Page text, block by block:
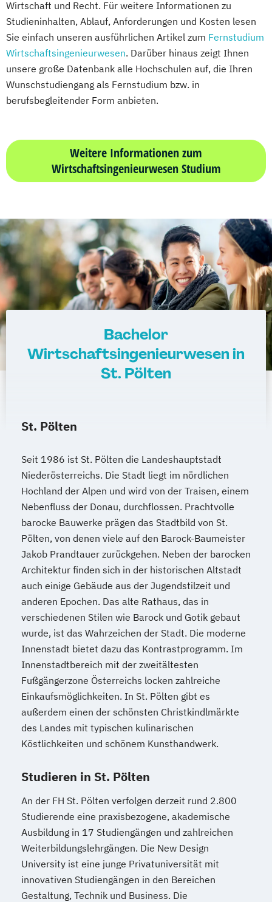
Wirtschaft und Recht. Für weitere Informationen zu
Studieninhalten, Ablauf, Anforderungen und Kosten lesen
Sie einfach unseren ausführlichen Artikel zum Fernstudium
Wirtschaftsingenieurwesen. Darüber hinaus zeigt Ihnen
unsere große Datenbank alle Hochschulen auf, die Ihren
Wunschstudiengang als Fernstudium bzw. in
berufsbegleitender Form anbieten.
Weitere Informationen zum
Wirtschaftsingenieurwesen Studium
Bachelor
Wirtschaftsingenieurwesen in
St. Pölten
St. Pölten
Seit 1986 ist St. Pölten die Landeshauptstadt
Niederösterreichs. Die Stadt liegt im nördlichen
Hochland der Alpen und wird von der Traisen, einem
Nebenfluss der Donau, durchflossen. Prachtvolle
barocke Bauwerke prägen das Stadtbild von St.
Pölten, von denen viele auf den Barock-Baumeister
Jakob Prandtauer zurückgehen. Neben der barocken
Architektur finden sich in der historischen Altstadt
auch einige Gebäude aus der Jugendstilzeit und
anderen Epochen. Das alte Rathaus, das in
verschiedenen Stilen wie Barock und Gotik gebaut
wurde, ist das Wahrzeichen der Stadt. Die moderne
Innenstadt bietet dazu das Kontrastprogramm. Im
Innenstadtbereich mit der zweitältesten
Fußgängerzone Österreichs locken zahlreiche
Einkaufsmöglichkeiten. In St. Pölten gibt es
außerdem einen der schönsten Christkindlmärkte
des Landes mit typischen kulinarischen
Köstlichkeiten und schönem Kunsthandwerk.
Studieren in St. Pölten
An der FH St. Pölten verfolgen derzeit rund 2.800
Studierende eine praxisbezogene, akademische
Ausbildung in 17 Studiengängen und zahlreichen
Weiterbildungslehrgängen. Die New Design
University ist eine junge Privatuniversität mit
innovativen Studiengängen in den Bereichen
Gestaltung, Technik und Business. Die